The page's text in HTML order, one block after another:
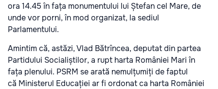
ora 14.45 în fața monumentului lui Ștefan cel Mare, de
unde vor porni, în mod organizat, la sediul
Parlamentului.
Amintim că, astăzi, Vlad Bătrîncea, deputat din partea
Partidului Socialiștilor, a rupt harta României Mari în
fața plenului. PSRM se arată nemulțumiți de faptul
că Ministerul Educației ar fi ordonat ca harta României